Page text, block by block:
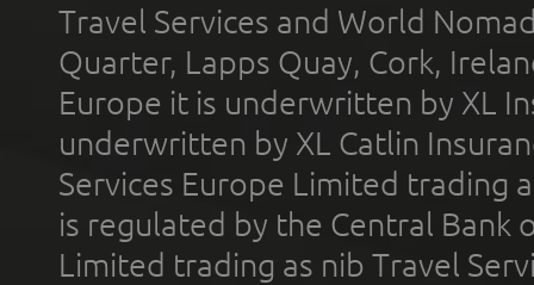
Travel Services and World
Quarter, Lapps Quay, Cork,
Europe it is underwritten by XL
underwritten by XL Catlin
Services Europe Limited trading
is regulated by the Central Bank
Limited trading as nib Travel